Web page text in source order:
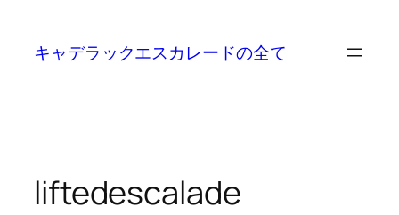
キャデラックエスカレードの全て
liftedescalade